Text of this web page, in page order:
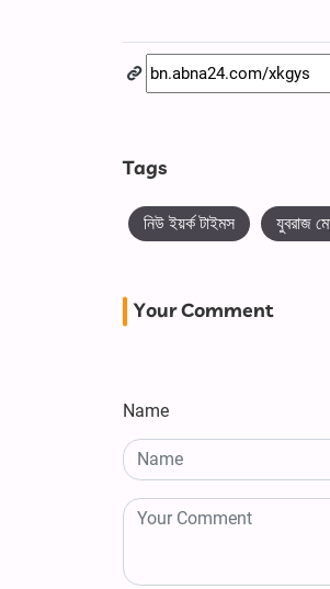
Tags
নিউ ইয়র্ক টাইমস যুবরাজ
Your Comment
Name